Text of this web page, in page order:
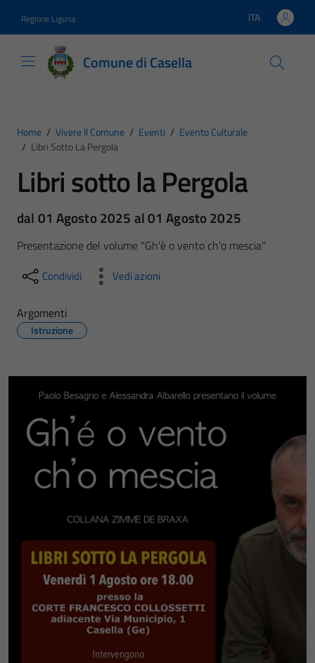
Regione Liguria Lingua attiva:
ITA
Comune di Casella
Home / Vivere Il Comune / Eventi / Evento Culturale
/ Libri Sotto La Pergola
Libri sotto la Pergola
dal 01 Agosto 2025 al 01 Agosto 2025
Presentazione del volume "Gh'è o vento ch'o mescia"
Condividi Vedi azioni
Argomenti
Istruzione